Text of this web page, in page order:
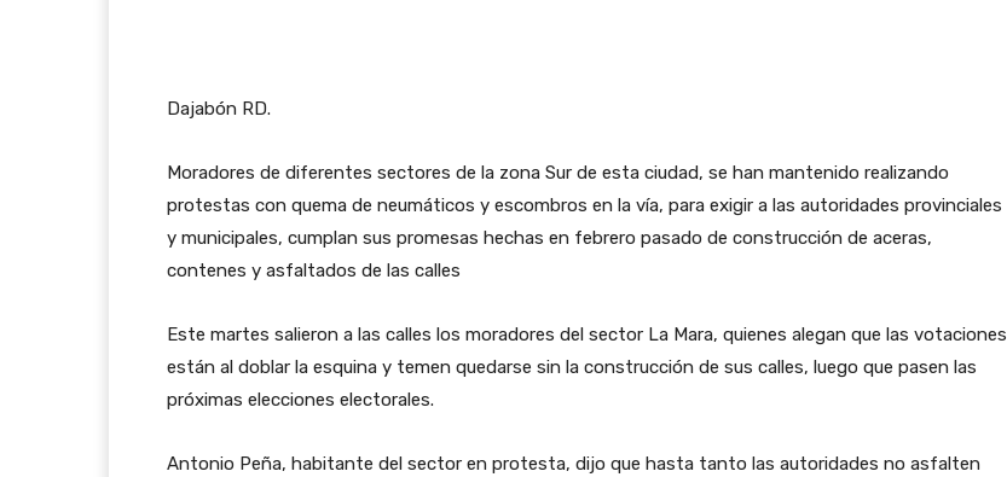
Dajabón RD.
Moradores de diferentes sectores de la zona Sur de esta ciudad, se han mantenido realizando
protestas con quema de neumáticos y escombros en la vía, para exigir a las autoridades provinciales
y municipales, cumplan sus promesas hechas en febrero pasado de construcción de aceras,
contenes y asfaltados de las calles
Este martes salieron a las calles los moradores del sector La Mara, quienes alegan que las votaciones
están al doblar la esquina y temen quedarse sin la construcción de sus calles, luego que pasen las
próximas elecciones electorales.
Antonio Peña, habitante del sector en protesta, dijo que hasta tanto las autoridades no asfalten